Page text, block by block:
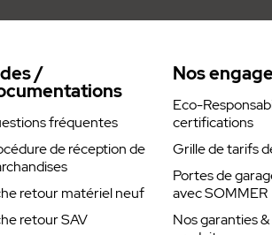
/
fréquentes
de réception de
retour matériel neuf
retour SAV
Nos
Eco-
certifications
Grille de tarifs
Portes de
avec SOMMER
Nos garanties